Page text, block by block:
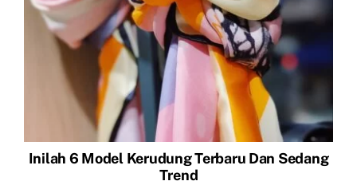
Inilah 6 Model Kerudung Terbaru Dan Sedang
Trend